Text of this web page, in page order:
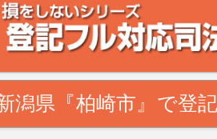
相談なら、登記フル対応司法書士ドットコム
士・土地家屋調査士が解決致します！
潟県『柏崎市』で登